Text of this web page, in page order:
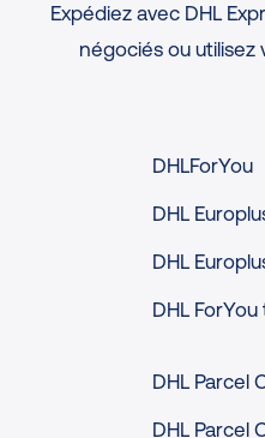
Expédiez avec DHL
négociés ou
DHLForYou
DHL
DHL
DHL
DHL Parcel
DHL Parcel